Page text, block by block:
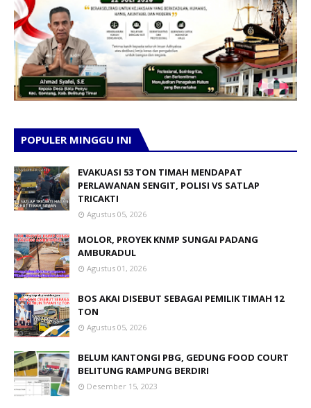
POPULER MINGGU INI
EVAKUASI 53 TON TIMAH MENDAPAT
PERLAWANAN SENGIT, POLISI VS SATLAP
TRICAKTI
Agustus 05, 2026
MOLOR, PROYEK KNMP SUNGAI PADANG
AMBURADUL
Agustus 01, 2026
BOS AKAI DISEBUT SEBAGAI PEMILIK TIMAH 12
TON
Agustus 05, 2026
BELUM KANTONGI PBG, GEDUNG FOOD COURT
BELITUNG RAMPUNG BERDIRI
Desember 15, 2023